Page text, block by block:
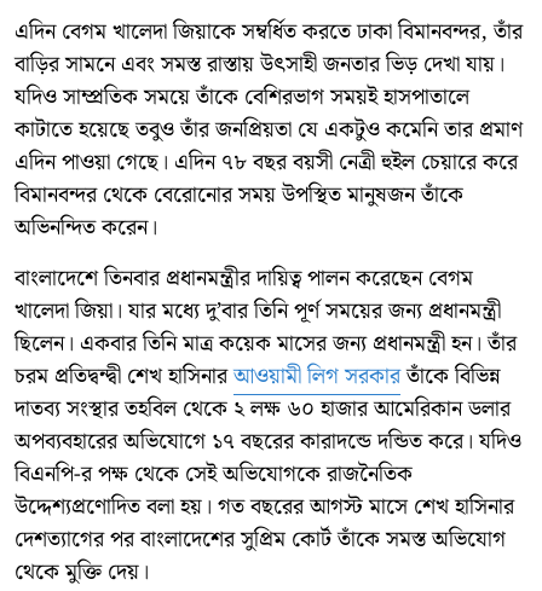
এদিন বেগম খালেদা জিয়াকে সম্বর্ধিত করতে ঢাকা বিমানবন্দর, তাঁর
বাড়ির সামনে এবং সমস্ত রাস্তায় উৎসাহী জনতার ভিড় দেখা যায়।
যদিও সাম্প্রতিক সময়ে তাঁকে বেশিরভাগ সময়ই হাসপাতালে
কাটাতে হয়েছে তবুও তাঁর জনপ্রিয়তা যে একটুও কমেনি তার প্রমাণ
এদিন পাওয়া গেছে। এদিন ৭৮ বছর বয়সী নেত্রী হুইল চেয়ারে করে
বিমানবন্দর থেকে বেরোনোর সময় উপস্থিত মানুষজন তাঁকে
অভিনন্দিত করেন।
বাংলাদেশে তিনবার প্রধানমন্ত্রীর দায়িত্ব পালন করেছেন বেগম
খালেদা জিয়া। যার মধ্যে দু’বার তিনি পূর্ণ সময়ের জন্য প্রধানমন্ত্রী
ছিলেন। একবার তিনি মাত্র কয়েক মাসের জন্য প্রধানমন্ত্রী হন। তাঁর
চরম প্রতিদ্বন্দ্বী শেখ হাসিনারআওয়ামী লিগ সরকারতাঁকে বিভিন্ন
দাতব্য সংস্থার তহবিল থেকে ২ লক্ষ ৬০ হাজার আমেরিকান ডলার
অপব্যবহারের অভিযোগে ১৭ বছরের কারাদন্ডে দন্ডিত করে। যদিও
বিএনপি-র পক্ষ থেকে সেই অভিযোগকে রাজনৈতিক
উদ্দেশ্যপ্রণোদিত বলা হয়। গত বছরের আগস্ট মাসে শেখ হাসিনার
দেশত্যাগের পর বাংলাদেশের সুপ্রিম কোর্ট তাঁকে সমস্ত অভিযোগ
থেকে মুক্তি দেয়।